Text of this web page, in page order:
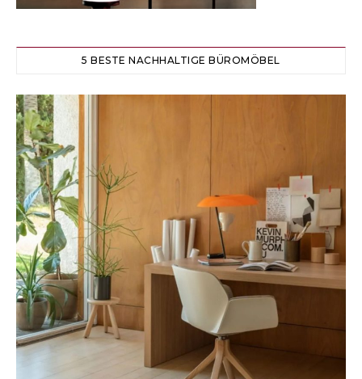
5 BESTE NACHHALTIGE BÜROMÖBEL